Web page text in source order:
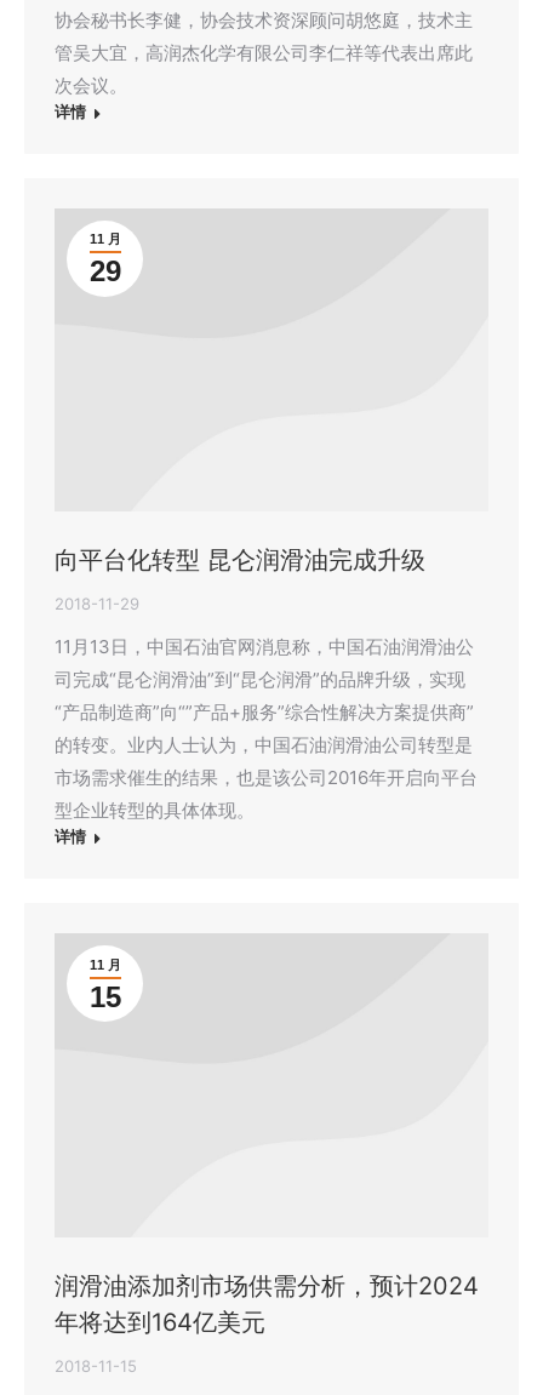
协会秘书长李健，协会技术资深顾问胡悠庭，技术主
管吴大宜，高润杰化学有限公司李仁祥等代表出席此
次会议。
详情
11 月
29
向平台化转型 昆仑润滑油完成升级
2018-11-29
11月13日，中国石油官网消息称，中国石油润滑油公
司完成“昆仑润滑油”到“昆仑润滑”的品牌升级，实现
“产品制造商”向“”产品+服务”综合性解决方案提供商”
的转变。业内人士认为，中国石油润滑油公司转型是
市场需求催生的结果，也是该公司2016年开启向平台
型企业转型的具体体现。
详情
11 月
15
润滑油添加剂市场供需分析，预计2024
年将达到164亿美元
2018-11-15